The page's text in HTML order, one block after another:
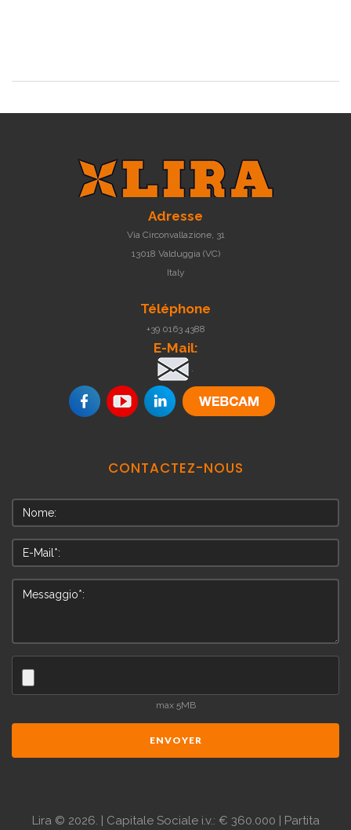
Adresse
Via Circonvallazione, 31
13018 Valduggia (VC)
Italy
Téléphone
+39 0163 4388
E-Mail:
.
CONTACTEZ-NOUS
max 5MB
ENVOYER
Lira © 2026. | Capitale Sociale i.v.: € 360.000 | Partita